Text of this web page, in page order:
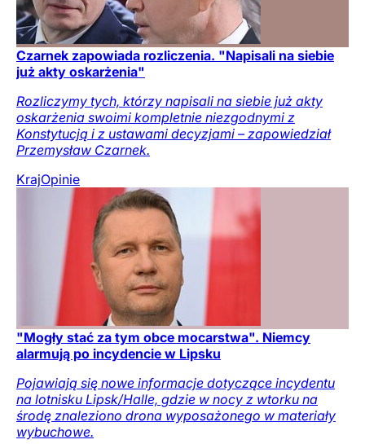
Czarnek zapowiada rozliczenia. "Napisali na siebie
już akty oskarżenia"
Rozliczymy tych, którzy napisali na siebie już akty
oskarżenia swoimi kompletnie niezgodnymi z
Konstytucją i z ustawami decyzjami – zapowiedział
Przemysław Czarnek.
KrajOpinie
"Mogły stać za tym obce mocarstwa". Niemcy
alarmują po incydencie w Lipsku
Pojawiają się nowe informacje dotyczące incydentu
na lotnisku Lipsk/Halle, gdzie w nocy z wtorku na
środę znaleziono drona wyposażonego w materiały
wybuchowe.